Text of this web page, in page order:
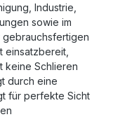
Industrie,
sowie im
gebrauchsfertigen
einsatzbereit,
keine Schlieren
durch eine
für perfekte Sicht